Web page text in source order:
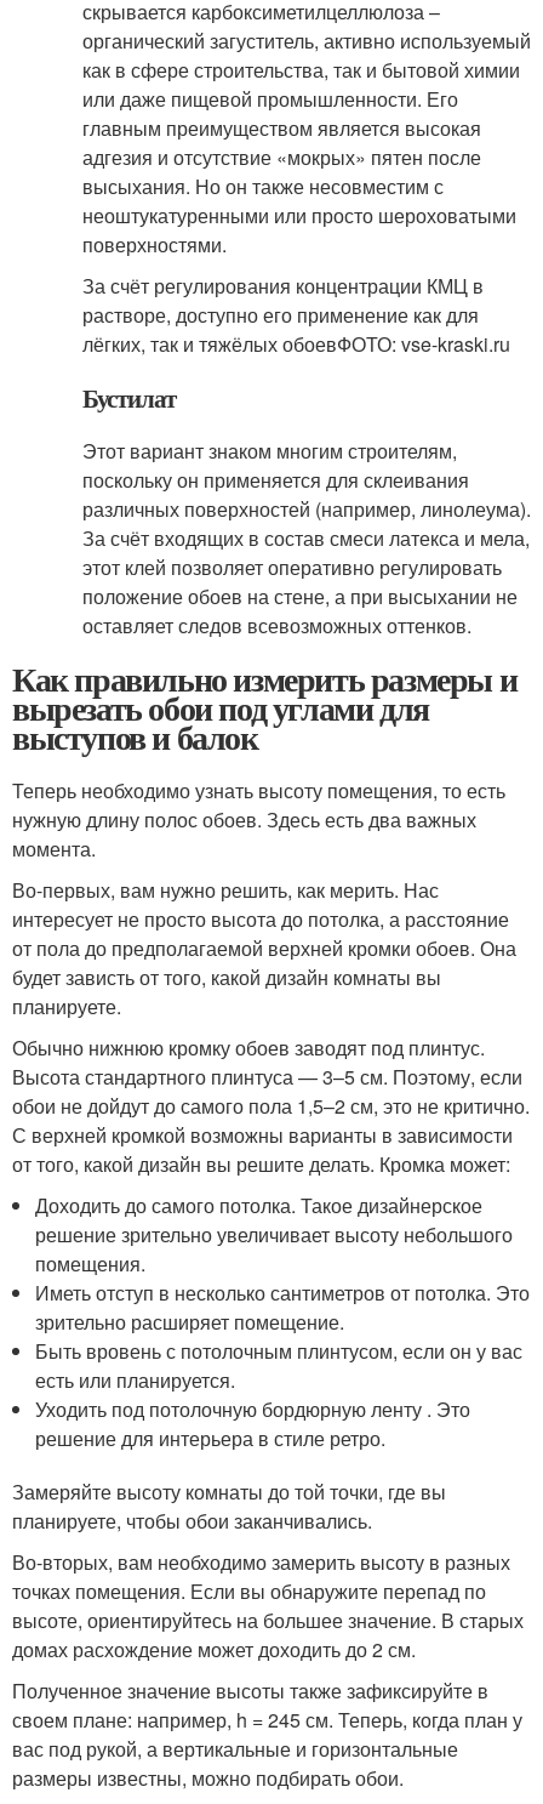
скрывается карбоксиметилцеллюлоза –
органический загуститель, активно используемый
как в сфере строительства, так и бытовой химии
или даже пищевой промышленности. Его
главным преимуществом является высокая
адгезия и отсутствие «мокрых» пятен после
высыхания. Но он также несовместим с
неоштукатуренными или просто шероховатыми
поверхностями.
За счёт регулирования концентрации КМЦ в
растворе, доступно его применение как для
лёгких, так и тяжёлых обоевФОТО: vse-kraski.ru
Бустилат
Этот вариант знаком многим строителям,
поскольку он применяется для склеивания
различных поверхностей (например, линолеума).
За счёт входящих в состав смеси латекса и мела,
этот клей позволяет оперативно регулировать
положение обоев на стене, а при высыхании не
оставляет следов всевозможных оттенков.
Как правильно измерить размеры и
вырезать обои под углами для
выступов и балок
Теперь необходимо узнать высоту помещения, то есть
нужную длину полос обоев. Здесь есть два важных
момента.
Во-первых, вам нужно решить, как мерить. Нас
интересует не просто высота до потолка, а расстояние
от пола до предполагаемой верхней кромки обоев. Она
будет зависть от того, какой дизайн комнаты вы
планируете.
Обычно нижнюю кромку обоев заводят под плинтус.
Высота стандартного плинтуса — 3–5 см. Поэтому, если
обои не дойдут до самого пола 1,5–2 см, это не критично.
С верхней кромкой возможны варианты в зависимости
от того, какой дизайн вы решите делать. Кромка может:
Доходить до самого потолка. Такое дизайнерское
решение зрительно увеличивает высоту небольшого
помещения.
Иметь отступ в несколько сантиметров от потолка. Это
зрительно расширяет помещение.
Быть вровень с потолочным плинтусом, если он у вас
есть или планируется.
Уходить под потолочную бордюрную ленту . Это
решение для интерьера в стиле ретро.
Замеряйте высоту комнаты до той точки, где вы
планируете, чтобы обои заканчивались.
Во-вторых, вам необходимо замерить высоту в разных
точках помещения. Если вы обнаружите перепад по
высоте, ориентируйтесь на большее значение. В старых
домах расхождение может доходить до 2 см.
Полученное значение высоты также зафиксируйте в
своем плане: например, h = 245 см. Теперь, когда план у
вас под рукой, а вертикальные и горизонтальные
размеры известны, можно подбирать обои.